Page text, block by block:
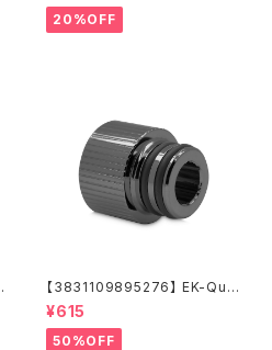
20%OFF
【3831109895276】 EK-Qua
ntum Torque Push-In Adap
ter M 14 - Black Nickel
¥615
50%OFF